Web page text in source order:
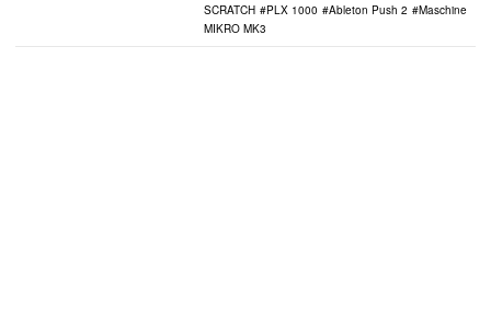
SCRATCH
PLX 1000 Ableton Push 2
Maschine
MIKRO MK3